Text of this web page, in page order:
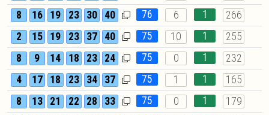
8
16 19 23 30 40 76 6 1
266
2
15 19 23 37 40 75 10 1
255
8
9 14 18 23 24 75 0 1
232
4
17 18 23 34 37 75 1 1
165
8
13 21 22 28 33 75 0 1
179